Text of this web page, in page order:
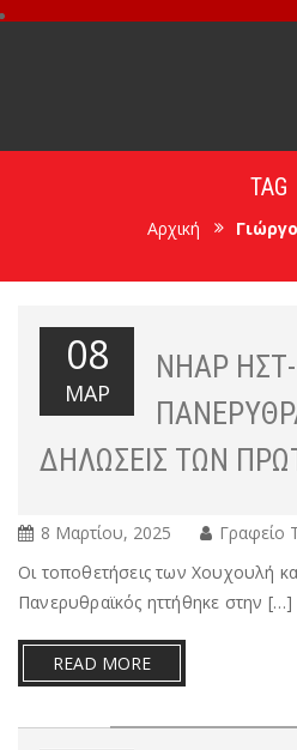
TAG
Αρχική
08
ΜΑΡ
ΝΉΑΡ ΗΣΤ-
ΔΗΛΏΣΕΙΣ ΤΩΝ
8 Μαρτίου, 2025 Γραφείο
Οι τοποθετήσεις των Χουχουλή
Πανερυθραϊκός ηττήθηκε στην […]
READ MORE